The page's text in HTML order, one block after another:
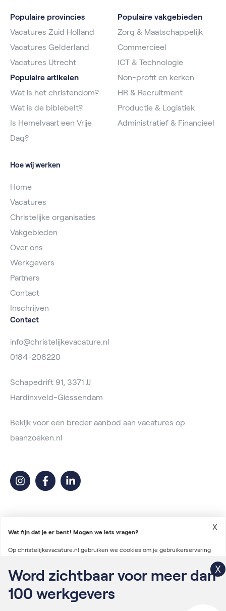
Populaire provincies
Vacatures Zuid Holland
Vacatures Gelderland
Vacatures Utrecht
Populaire artikelen
Wat is het christendom?
Wat is de biblebelt?
Is Hemelvaart een Vrije
Dag?
Populaire vakgebieden
Zorg & Maatschappelijk
Commercieel
ICT & Technologie
Non-profit en kerken
HR & Recruitment
Productie & Logistiek
Administratief & Financieel
Hoe wij werken
Home
Vacatures
Christelijke organisaties
Vakgebieden
Over ons
Werkgevers
Partners
Contact
Inschrijven
Contact
info@christelijkevacature.nl
0184-208220
Schapedrift 91, 3371 JJ
Hardinxveld-Giessendam
Bekijk voor een breder aanbod aan vacatures op
baanzoeken.nl
2026 © Christelijke Vacature
Voorwaarden vacatureplaatsing
Algemene voorwaarden
Wat fijn dat je er bent! Mogen we iets vragen?
Op christelijkevacature.nl gebruiken we cookies om je gebruikerservaring
te verbeteren en advertenties te personaliseren. We gebruiken ook cookies
om gegevens te verzamelen voor het personaliseren van content en het
meten van de effectiviteit van onze advertenties via derde partijen.
X
Word zichtbaar voor meer dan
100 werkgevers